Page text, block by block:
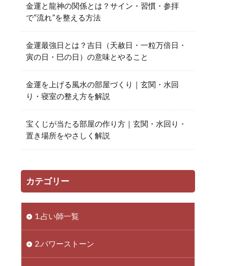
金運と龍神の関係とは？サイン・習慣・参拝
で“流れ”を整える方法
金運最強日とは？吉日（天赦日・一粒万倍日・
寅の日・巳の日）の意味とやること
金運を上げる風水の部屋づくり｜玄関・水回
り・寝室の整え方を解説
宝くじが当たる部屋の作り方｜玄関・水回り・
置き場所をやさしく解説
カテゴリー
1.占い師一覧
2.パワーストーン